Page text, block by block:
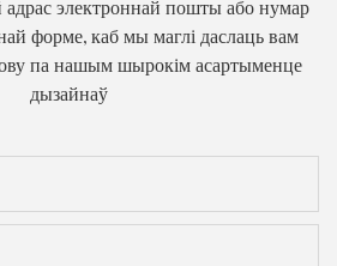
адрас электроннай пошты або нумар
форме, каб мы маглі даслаць вам
па нашым шырокім асартыменце
дызайнаў